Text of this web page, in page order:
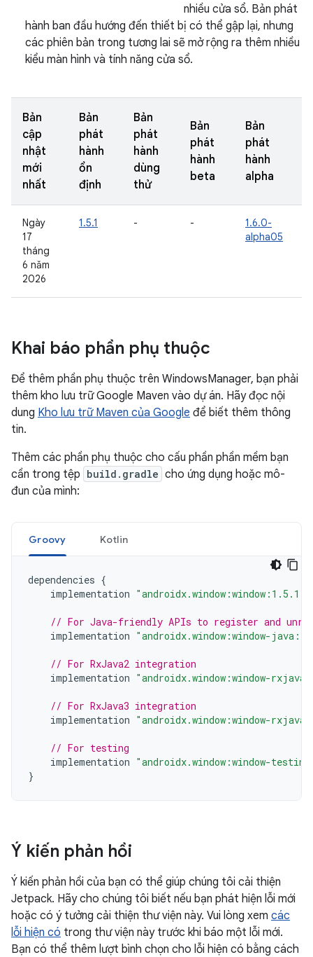
nhiều cửa sổ. Bản phát
hành ban đầu hướng đến thiết bị có thể gập lại, nhưng
các phiên bản trong tương lai sẽ mở rộng ra thêm nhiều
kiểu màn hình và tính năng cửa sổ.
Bản
cập
nhật
mới
nhất
Bản
phát
hành
ổn
định
Bản
phát
hành
dùng
thử
Bản
phát
hành
beta
Bản
phát
hành
alpha
Ngày
17
tháng
6 năm
2026
1.5.1 - -
1.6.0-
alpha05
Khai báo phần phụ thuộc
Để thêm phần phụ thuộc trên WindowsManager, bạn phải
thêm kho lưu trữ Google Maven vào dự án. Hãy đọc nội
dung Kho lưu trữ Maven của Google để biết thêm thông
tin.
Thêm các phần phụ thuộc cho cấu phần phần mềm bạn
cần trong tệp build.gradle cho ứng dụng hoặc mô-
đun của mình:
Groovy Kotlin
dependencies {
implementation "androidx.window:window:1.5.1"
// For Java-friendly APIs to register and
implementation "androidx.window:window-
// For RxJava2 integration
implementation "androidx.window:window-
// For RxJava3 integration
implementation "androidx.window:window-
// For testing
implementation "androidx.window:window-
}
Ý kiến phản hồi
Ý kiến phản hồi của bạn có thể giúp chúng tôi cải thiện
Jetpack. Hãy cho chúng tôi biết nếu bạn phát hiện lỗi mới
hoặc có ý tưởng cải thiện thư viện này. Vui lòng xem các
lỗi hiện có trong thư viện này trước khi báo một lỗi mới.
Bạn có thể thêm lượt bình chọn cho lỗi hiện có bằng cách